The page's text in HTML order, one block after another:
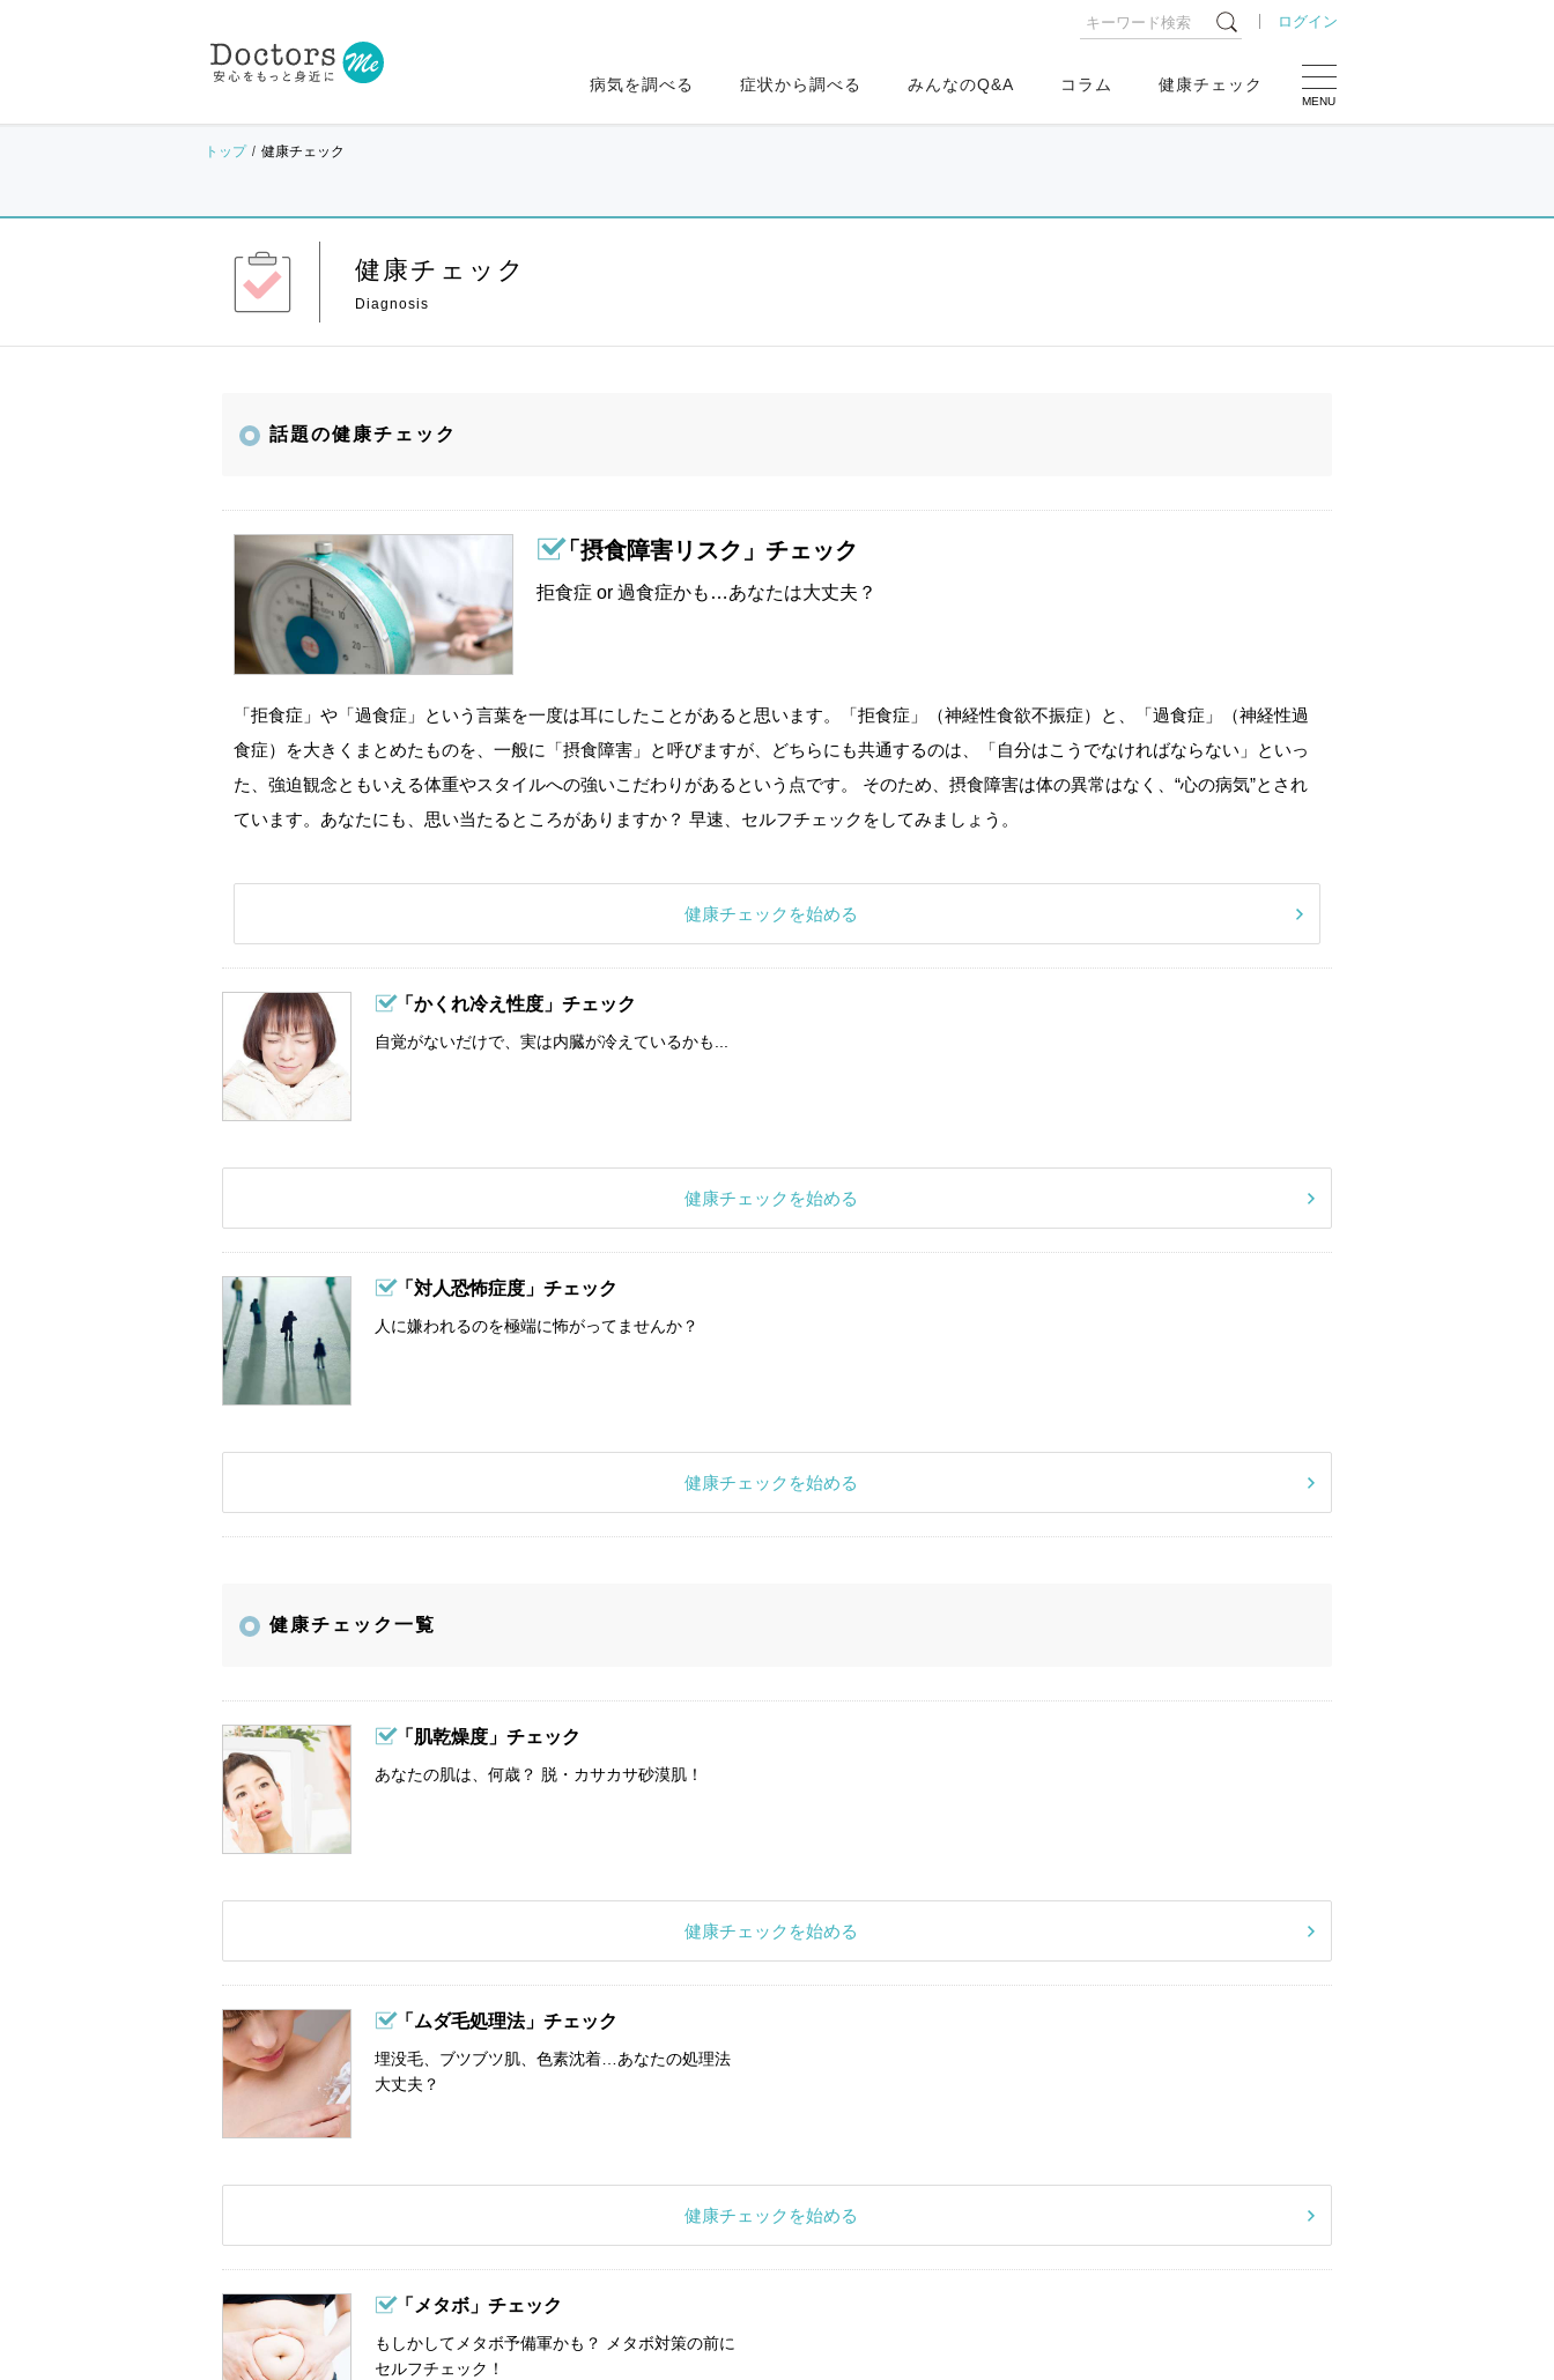
ログイン
MENU
病気を調べる 症状から調べる みんなのQ&A コラム 健康チェック
トップ 健康チェック
健康チェック
話題の健康チェック
「摂食障害リスク」チェック
拒食症 or 過食症かも…あなたは大丈夫？
「拒食症」や「過食症」という言葉を一度は耳にしたことがあると思います。「拒食症」（神経性食欲不振症）と、「過食症」（神経性過
食症）を大きくまとめたものを、一般に「摂食障害」と呼びますが、どちらにも共通するのは、「自分はこうでなければならない」といっ
た、強迫観念ともいえる体重やスタイルへの強いこだわりがあるという点です。 そのため、摂食障害は体の異常はなく、“心の病気”とされ
ています。あなたにも、思い当たるところがありますか？ 早速、セルフチェックをしてみましょう。
健康チェックを始める
「かくれ冷え性度」チェック
自覚がないだけで、実は内臓が冷えているかも...
健康チェックを始める
「対人恐怖症度」チェック
人に嫌われるのを極端に怖がってませんか？
健康チェックを始める
健康チェック一覧
「肌乾燥度」チェック
あなたの肌は、何歳？ 脱・カサカサ砂漠肌！
健康チェックを始める
「ムダ毛処理法」チェック
埋没毛、ブツブツ肌、色素沈着…あなたの処理法
大丈夫？
健康チェックを始める
「メタボ」チェック
もしかしてメタボ予備軍かも？ メタボ対策の前に
セルフチェック！